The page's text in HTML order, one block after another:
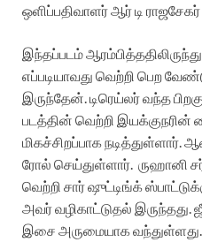
ஒளிப்பதிவாளர் ஆர் டி ராஜசேகர்
இந்தப்படம்
எப்படியாவது வெற்றி பெற
இருந்தேன். டிரெய்லர் வந்த
படத்தின் வெற்றி இயக்குநரின்
மிகச்சிறப்பாக
ரோல் செய்துள்ளார். ருஹானி
வெற்றி சார் ஷுட்டிங்க்
அவர் வழிகாட்டுதல் இருந்தது.
இசை அருமையாக